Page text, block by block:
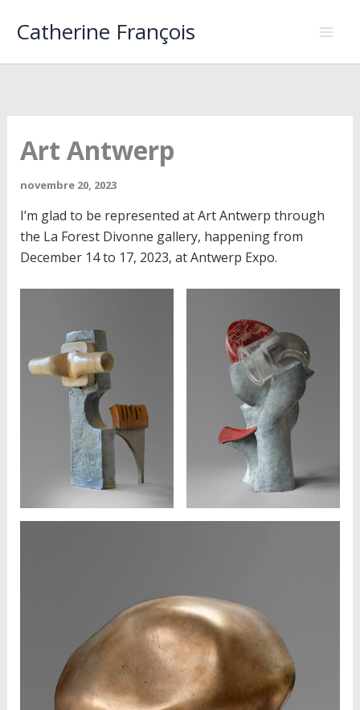
Catherine François
Art Antwerp
novembre 20, 2023
I’m glad to be represented at Art Antwerp through
the La Forest Divonne gallery, happening from
December 14 to 17, 2023, at Antwerp Expo.